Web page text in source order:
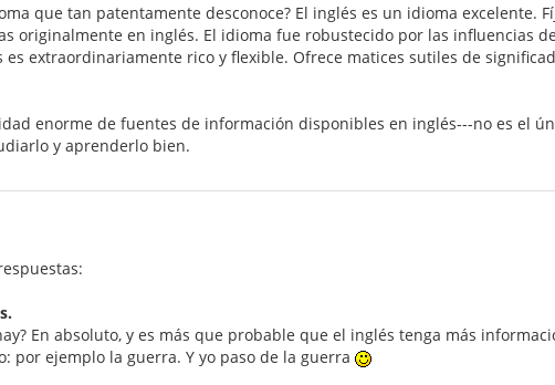
que tan patentamente desconoce? El inglés es un idioma excelente.
originalmente en inglés. El idioma fue robustecido por las influencias
extraordinariamente rico y flexible. Ofrece matices sutiles de
enorme de fuentes de información disponibles en inglés---no es el
y aprenderlo bien.
En absoluto, y es más que probable que el inglés tenga más
por ejemplo la guerra. Y yo paso de la guerra